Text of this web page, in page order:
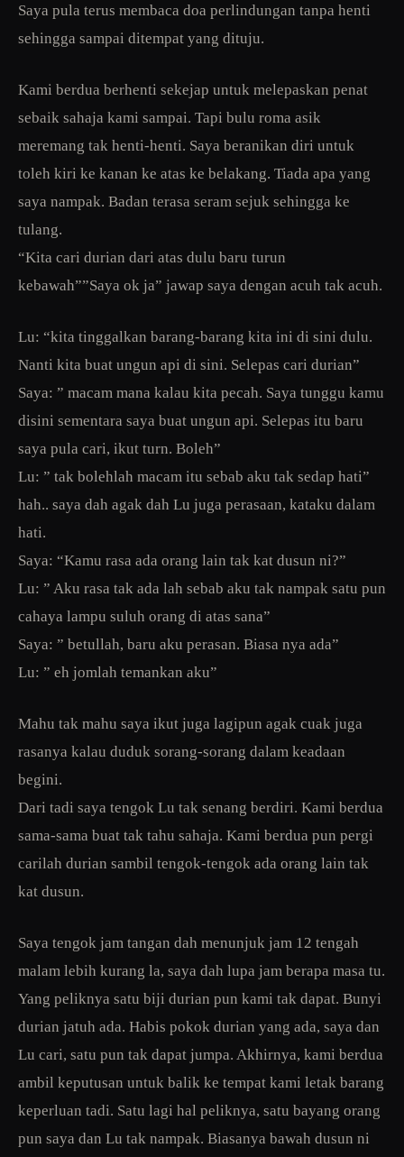
Saya pula terus membaca doa perlindungan tanpa henti
sehingga sampai ditempat yang dituju.
Kami berdua berhenti sekejap untuk melepaskan penat
sebaik sahaja kami sampai. Tapi bulu roma asik
meremang tak henti-henti. Saya beranikan diri untuk
toleh kiri ke kanan ke atas ke belakang. Tiada apa yang
saya nampak. Badan terasa seram sejuk sehingga ke
tulang.
“Kita cari durian dari atas dulu baru turun
kebawah””Saya ok ja” jawap saya dengan acuh tak acuh.
Lu: “kita tinggalkan barang-barang kita ini di sini dulu.
Nanti kita buat ungun api di sini. Selepas cari durian”
Saya: ” macam mana kalau kita pecah. Saya tunggu kamu
disini sementara saya buat ungun api. Selepas itu baru
saya pula cari, ikut turn. Boleh”
Lu: ” tak bolehlah macam itu sebab aku tak sedap hati”
hah.. saya dah agak dah Lu juga perasaan, kataku dalam
hati.
Saya: “Kamu rasa ada orang lain tak kat dusun ni?”
Lu: ” Aku rasa tak ada lah sebab aku tak nampak satu pun
cahaya lampu suluh orang di atas sana”
Saya: ” betullah, baru aku perasan. Biasa nya ada”
Lu: ” eh jomlah temankan aku”
Mahu tak mahu saya ikut juga lagipun agak cuak juga
rasanya kalau duduk sorang-sorang dalam keadaan
begini.
Dari tadi saya tengok Lu tak senang berdiri. Kami berdua
sama-sama buat tak tahu sahaja. Kami berdua pun pergi
carilah durian sambil tengok-tengok ada orang lain tak
kat dusun.
Saya tengok jam tangan dah menunjuk jam 12 tengah
malam lebih kurang la, saya dah lupa jam berapa masa tu.
Yang peliknya satu biji durian pun kami tak dapat. Bunyi
durian jatuh ada. Habis pokok durian yang ada, saya dan
Lu cari, satu pun tak dapat jumpa. Akhirnya, kami berdua
ambil keputusan untuk balik ke tempat kami letak barang
keperluan tadi. Satu lagi hal peliknya, satu bayang orang
pun saya dan Lu tak nampak. Biasanya bawah dusun ni